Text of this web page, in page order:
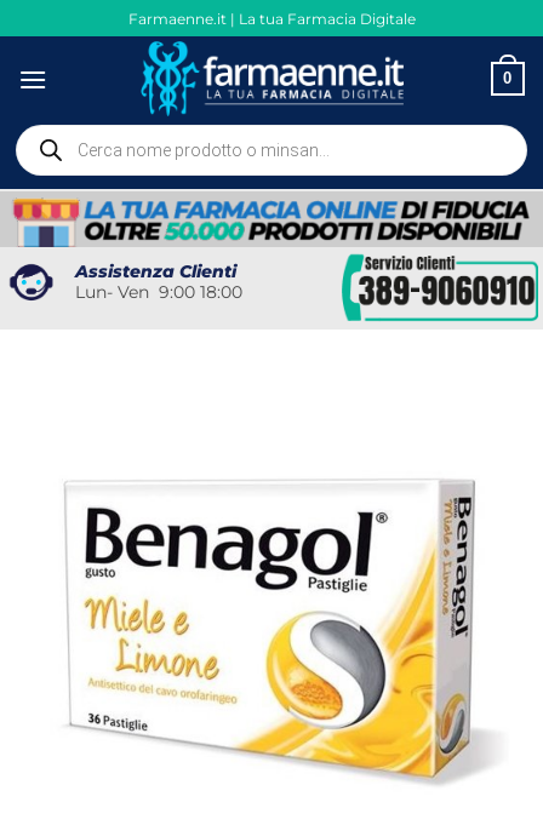
ai
contenuti
Farmaenne.it | La tua Farmacia Digitale
0
Ricerca
prodotti
Assistenza Clienti
Lun- Ven 9:00 18:00